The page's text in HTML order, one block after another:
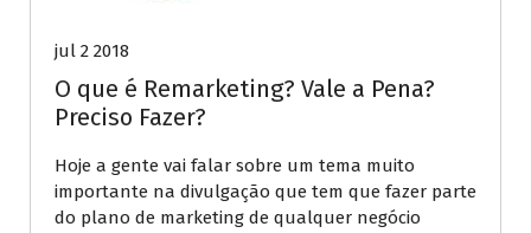
jul 2 2018
O que é Remarketing? Vale a Pena?
Preciso Fazer?
Hoje a gente vai falar sobre um tema muito
importante na divulgação que tem que fazer parte
do plano de marketing de qualquer negócio